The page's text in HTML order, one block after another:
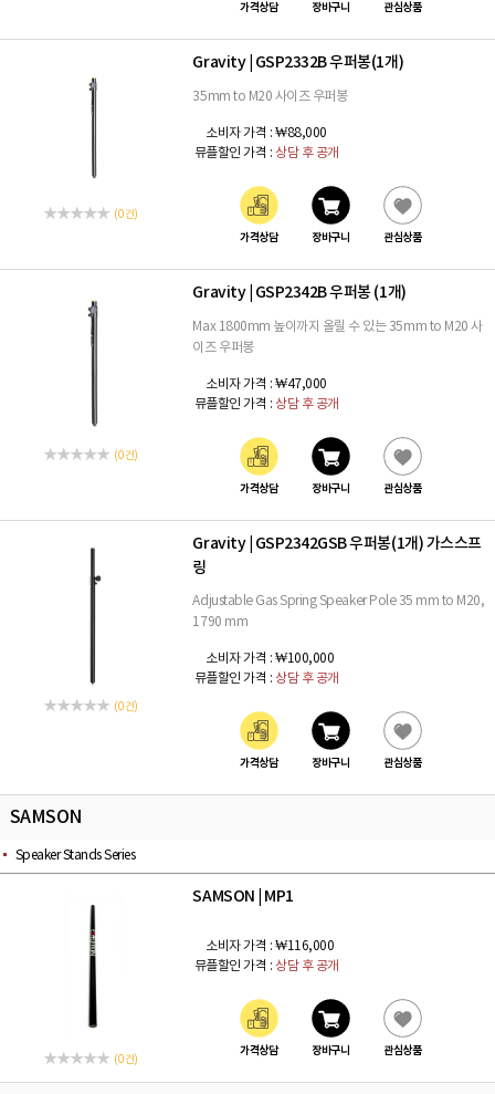
가격상담 장바구니 관심상품
(0 건)
Gravity GSP2332B 우퍼봉(1개)
35mm to M20 사이즈 우퍼봉
소비자 가격 : ₩88,000
뮤플할인 가격 : 상담 후 공개
가격상담 장바구니 관심상품
(0 건)
Gravity GSP2342B 우퍼봉 (1개)
Max 1800mm 높이까지 올릴 수 있는 35mm to M20 사
이즈 우퍼봉
소비자 가격 : ₩47,000
뮤플할인 가격 : 상담 후 공개
가격상담 장바구니 관심상품
(0 건)
Gravity GSP2342GSB 우퍼봉(1개) 가스스프
링
Adjustable Gas Spring Speaker Pole 35 mm to M20,
1790 mm
소비자 가격 : ₩100,000
뮤플할인 가격 : 상담 후 공개
가격상담 장바구니 관심상품
SAMSON
Speaker Stands Series
(0 건)
SAMSON MP1
소비자 가격 : ₩116,000
뮤플할인 가격 : 상담 후 공개
가격상담 장바구니 관심상품